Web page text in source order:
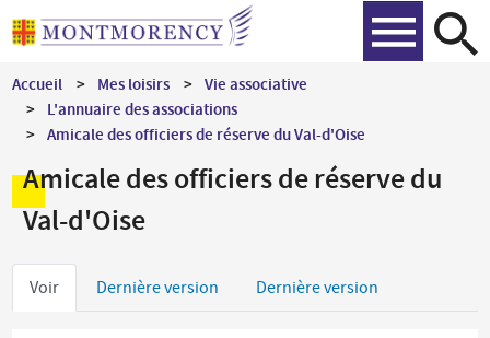
Aller
au
principal
Accueil Mes loisirs
Vie associative
L'annuaire des associations
Amicale des officiers de réserve du Val-d'Oise
Amicale des officiers de réserve du
Val-d'Oise
Onglets
Voir Dernière version Dernière version